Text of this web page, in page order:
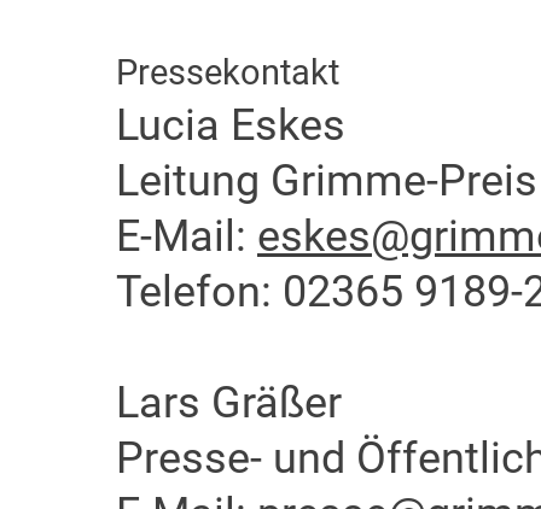
Pressekontakt
Lucia Eskes
Leitung Grimme-Preis
E-Mail:
Telefon: 02365 9189-
Lars Gräßer
Presse- und